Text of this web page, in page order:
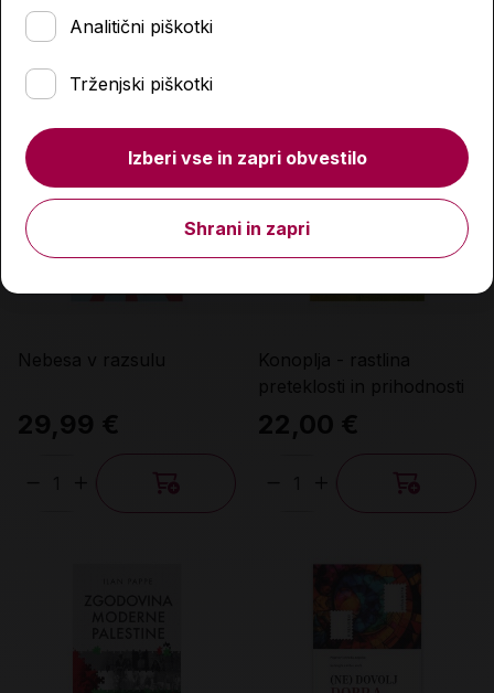
Količina
Nebesa v razsulu
29,99 €
Količina
Konoplja - rastlina
preteklosti in prihodnosti
22,00 €
Količina
Analitični piškotki
Trženjski piškotki
Izberi vse in zapri obvestilo
Shrani in zapri